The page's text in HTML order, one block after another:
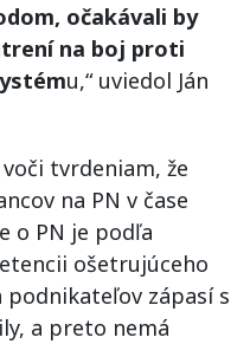
očakávali by
na boj proti
u,“ uviedol Ján
tvrdeniam, že
na PN v čase
o PN je podľa
ošetrujúceho
podnikateľov zápasí s
a preto nemá